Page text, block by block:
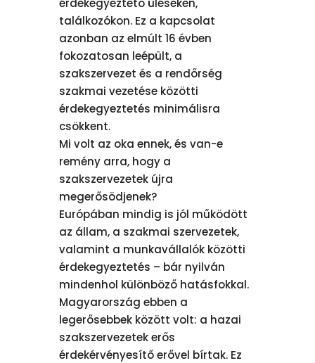
találkozókon. Ez a kapcsolat
azonban az elmúlt 16 évben
fokozatosan leépült, a
szakszervezet és a rendőrség
szakmai vezetése közötti
érdekegyeztetés minimálisra
csökkent.
Mi volt az oka ennek, és van-e
remény arra, hogy a
szakszervezetek újra
megerősödjenek?
Európában mindig is jól működött
az állam, a szakmai szervezetek,
valamint a munkavállalók közötti
érdekegyeztetés – bár nyilván
mindenhol különböző hatásfokkal.
Magyarország ebben a
legerősebbek között volt: a hazai
szakszervezetek erős
érdekérvényesítő erővel bírtak. Ez